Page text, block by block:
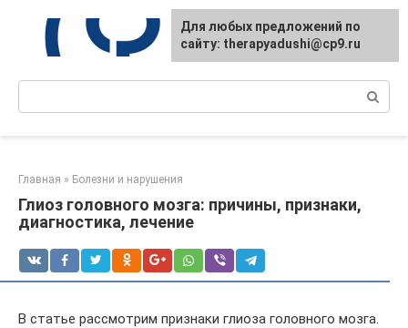
контенту
Главная » Болезни и нарушения
Глиоз головного мозга: причины, признаки,
диагностика, лечение
В статье рассмотрим признаки глиоза головного мозга.
Для любых предложений по
сайту: therapyadushi@cp9.ru